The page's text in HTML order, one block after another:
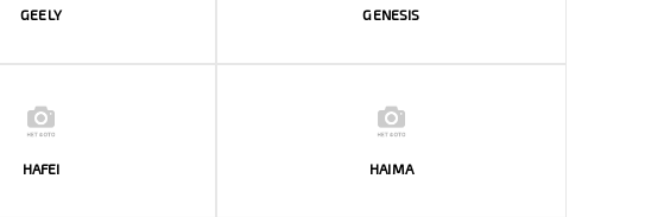
GEELY GENESIS
HAFEI HAIMA